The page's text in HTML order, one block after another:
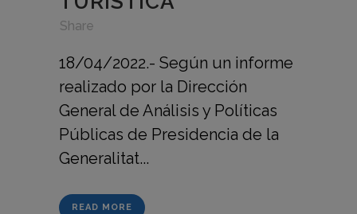
Share
18/04/2022.- Según un informe
realizado por la Dirección
General de Análisis y Políticas
Públicas de Presidencia de la
Generalitat...
READ MORE